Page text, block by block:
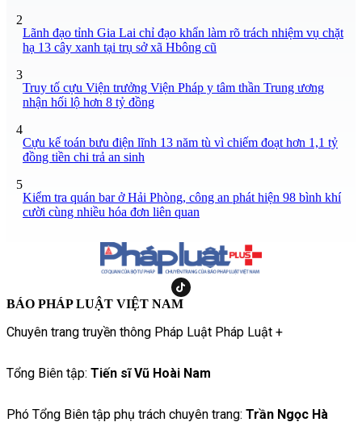
2
Lãnh đạo tỉnh Gia Lai chỉ đạo khẩn làm rõ trách nhiệm vụ chặt
hạ 13 cây xanh tại trụ sở xã Hbông cũ
3
Truy tố cựu Viện trưởng Viện Pháp y tâm thần Trung ương
nhận hối lộ hơn 8 tỷ đồng
4
Cựu kế toán bưu điện lĩnh 13 năm tù vì chiếm đoạt hơn 1,1 tỷ
đồng tiền chi trả an sinh
5
Kiểm tra quán bar ở Hải Phòng, công an phát hiện 98 bình khí
cười cùng nhiều hóa đơn liên quan
BÁO PHÁP LUẬT VIỆT NAM
Chuyên trang truyền thông Pháp Luật Pháp Luật +
Tổng Biên tập: Tiến sĩ Vũ Hoài Nam
Phó Tổng Biên tập phụ trách chuyên trang: Trần Ngọc Hà